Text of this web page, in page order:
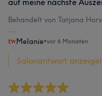
auf meine nächste
Behandelt von Tatjana
Melanie•vor 6 Monaten
Salonantwort